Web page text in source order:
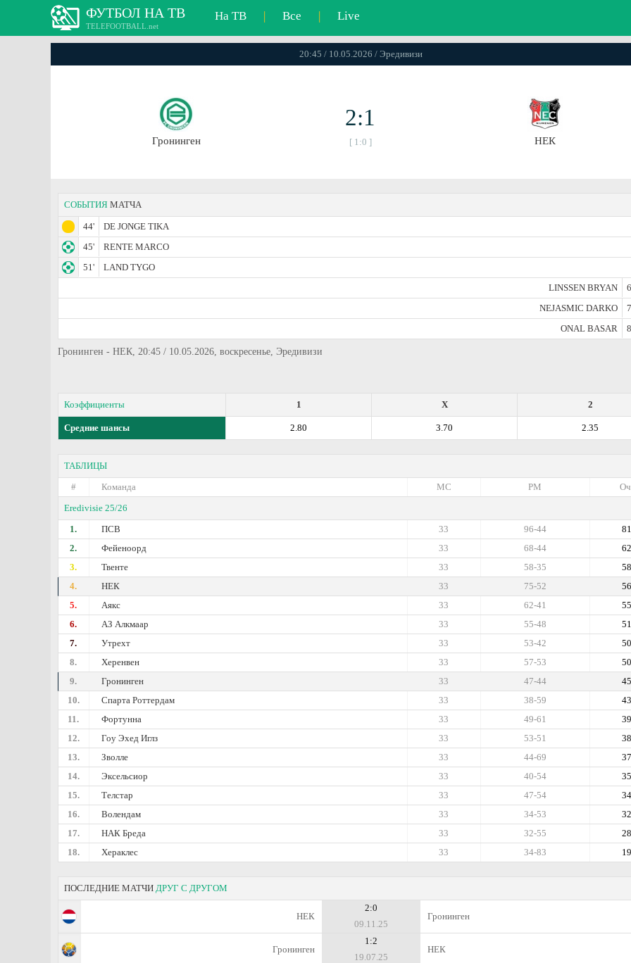
ФУТБОЛ НА ТВ
TELEFOOTBALL.net
На ТВ | Все | Live
20:45 / 10.05.2026 / Эредивизи
Гронинген
2:1
[ 1:0 ] НЕК
СОБЫТИЯ МАТЧА
44'
DE JONGE TIKA
45'
RENTE MARCO
51'
LAND TYGO
LINSSEN BRYAN
NEJASMIC DARKO
ONAL BASAR
Гронинген - НЕК, 20:45 / 10.05.2026, воскресенье, Эредивизи
Коэффициенты 2
X
1
Средние шансы 2.35
3.70
2.80
ТАБЛИЦЫ
#
Команда РМ
МС
Eredivisie 25/26
1.
ПСВ 81
96-44
33
2.
Фейеноорд 62
68-44
33
3.
Твенте 58
58-35
33
4.
НЕК 56
75-52
33
5.
Аякс 55
62-41
33
6.
АЗ Алкмаар 51
55-48
33
7.
Утрехт 50
53-42
33
8.
Херенвен 50
57-53
33
9.
Гронинген 45
47-44
33
10.
Спарта Роттердам 43
38-59
33
11.
Фортунна 39
49-61
33
12.
Гоу Эхед Иглз 38
53-51
33
13.
Зволле 37
44-69
33
14.
Эксельсиор 35
40-54
33
15.
Телстар 34
47-54
33
16.
Волендам 32
34-53
33
17.
НАК Бреда 28
32-55
33
18.
Хераклес 19
34-83
33
ПОСЛЕДНИЕ МАТЧИ ДРУГ С ДРУГОМ
НЕК
2:0
09.11.25
Гронинген
Гронинген
1:2
19.07.25
НЕК